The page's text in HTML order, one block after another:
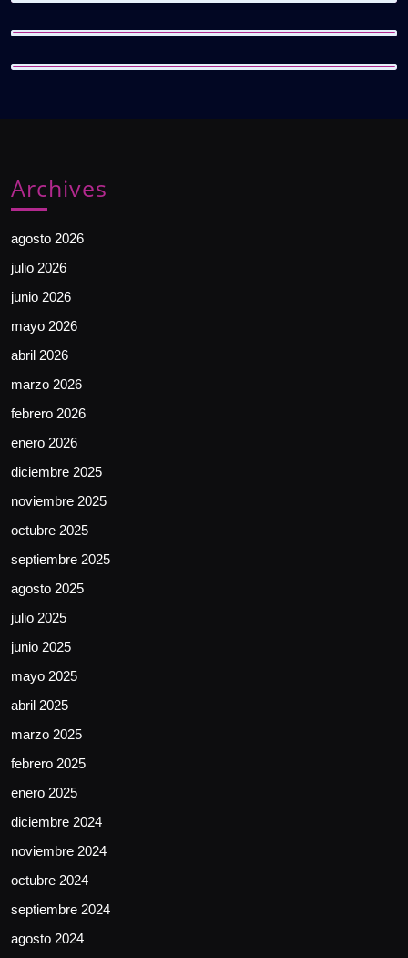
Archives
agosto 2026
julio 2026
junio 2026
mayo 2026
abril 2026
marzo 2026
febrero 2026
enero 2026
diciembre 2025
noviembre 2025
octubre 2025
septiembre 2025
agosto 2025
julio 2025
junio 2025
mayo 2025
abril 2025
marzo 2025
febrero 2025
enero 2025
diciembre 2024
noviembre 2024
octubre 2024
septiembre 2024
agosto 2024